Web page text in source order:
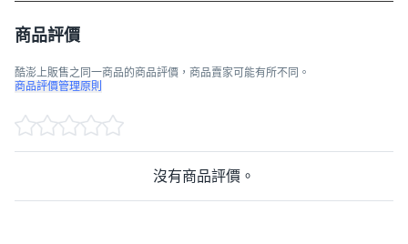
商品評價
酷澎上販售之同一商品的商品評價，商品賣家可能有所不同。
商品評價管理原則
沒有商品評價。